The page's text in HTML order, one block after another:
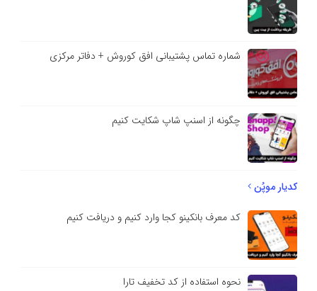
شماره تماس پشتیبانی افق کوروش + دفاتر مرکزی
چگونه از اسنپ شاپ شکایت کنیم
کدیار موپُن
کد معرف بانکینو کجا وارد کنیم و دریافت کنیم
نحوه استفاده از کد تخفیف تارا